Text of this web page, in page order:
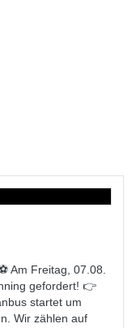
Am Freitag, 07.08.
gefordert! 👉
startet um
Wir zählen auf